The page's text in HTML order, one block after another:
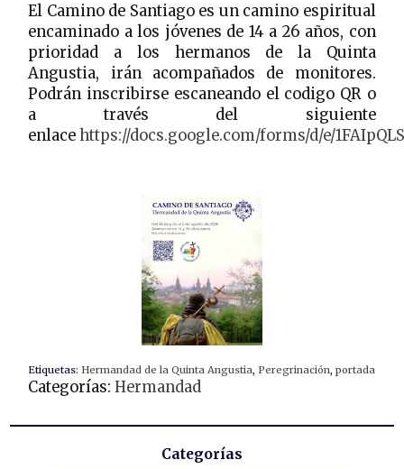
El Camino de Santiago es un camino espiritual
encaminado a los jóvenes de 14 a 26 años, con
prioridad a los hermanos de la Quinta
Angustia, irán acompañados de monitores.
Podrán inscribirse escaneando el codigo QR o
a través del siguiente
enlacehttps://docs.google.com/forms/d/e/
Etiquetas: Hermandad de la Quinta Angustia, Peregrinación,portada
Categorías:Hermandad
Categorías